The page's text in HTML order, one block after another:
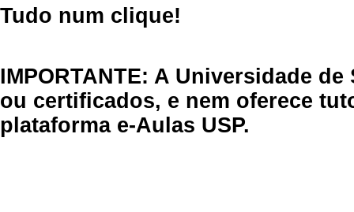
Tudo num clique!
IMPORTANTE: A Universidade
ou certificados, e nem oferece
plataforma e-Aulas USP.